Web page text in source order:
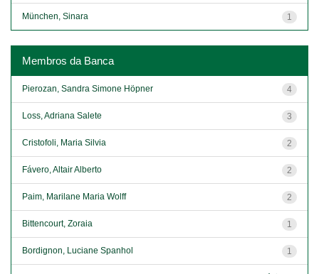
1
München, Sinara
Membros da Banca
4
Pierozan, Sandra Simone Höpner
3
Loss, Adriana Salete
2
Cristofoli, Maria Silvia
2
Fávero, Altair Alberto
2
Paim, Marilane Maria Wolff
1
Bittencourt, Zoraia
1
Bordignon, Luciane Spanhol